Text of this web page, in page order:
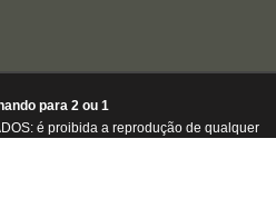
para 2 ou 1
é proibida a reprodução de qualquer